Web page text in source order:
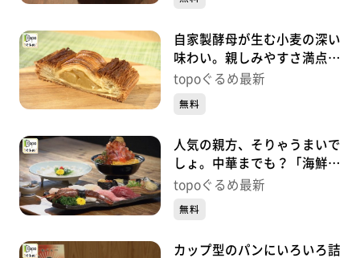
自家製酵母が生む小麦の深い
味わい。親しみやすさ満点！
「ル･マンジェ」（青葉区八
topoぐるめ最新
無料
人気の親方、そりゃうまいで
しょ。中華までも？「海鮮た
くみ」（大崎市田尻沼部新富
topoぐるめ最新
無料
カップ型のパンにいろいろ詰